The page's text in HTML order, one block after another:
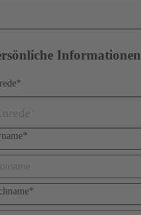
Informationen
*
*
*